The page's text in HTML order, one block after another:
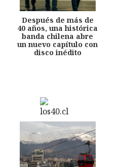
Después de más de
40 años, una histórica
banda chilena abre
un nuevo capítulo con
disco inédito